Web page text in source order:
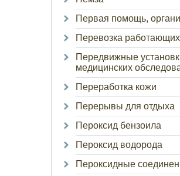
Первая помощь,
Перевозка работающих
Передвижные
медицинских
Переработка кожи
Перерывы для отдыха
Пероксид бензоила
Пероксид водорода
Пероксидные